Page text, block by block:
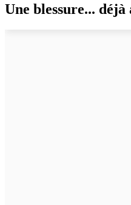
Une blessure...